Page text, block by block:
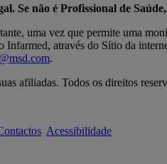
Se não é Profissional de
uma vez que permite uma
Infarmed, através do Sítio da
.
afiliadas. Todos os direitos
Acessibilidade